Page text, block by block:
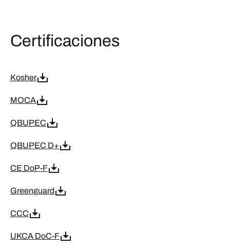
Certificaciones
Kosher
MOCA
QBUPEC
QBUPEC D+
CE DoP-F
Greenguard
CCC
UKCA DoC-F